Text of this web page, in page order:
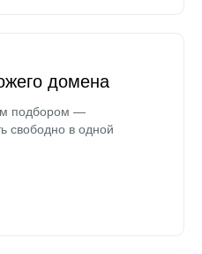
домена
подбором —
свободно в одной